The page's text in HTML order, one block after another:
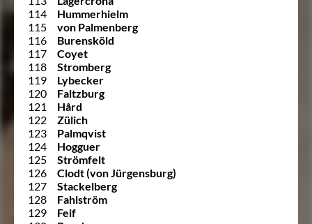
114
Hummerhielm
115
von Palmenberg
116
Burensköld
117
Coyet
118
Stromberg
119
Lybecker
120
Faltzburg
121
Hård
122
Zülich
123
Palmqvist
124
Hogguer
125
Strömfelt
126
Clodt (von Jürgensburg)
127
Stackelberg
128
Fahlström
129
Feif